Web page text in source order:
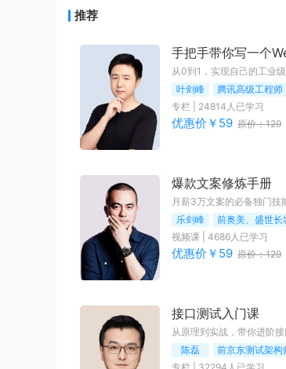
推荐
手把手带你写一个
从0到1，实现自己的工业
叶剑峰
腾讯高级工程
专栏
24814 人已学习
优惠价￥ 59 原价：129
爆款文案修炼手册
月薪3万文案的必备独门技
乐剑峰
前奥美、盛世
视频课
4686人已学习
优惠价￥ 59 原价：129
接口测试入门课
从原理到实战，带你进阶
陈磊
前京东测试架构